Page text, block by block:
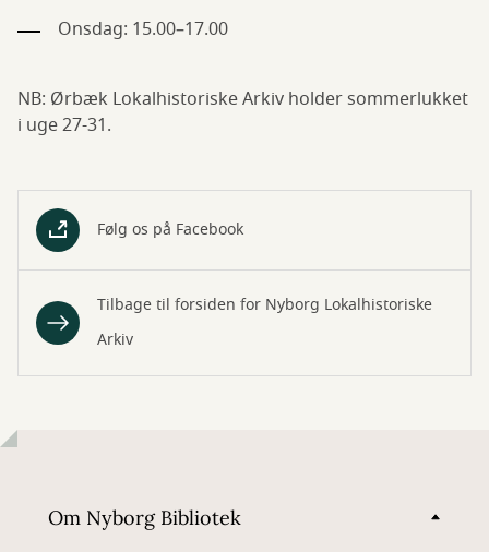
Onsdag: 15.00–17.00
NB: Ørbæk Lokalhistoriske Arkiv holder sommerlukket
i uge 27-31.
Følg os på Facebook
Tilbage til forsiden for Nyborg Lokalhistoriske
Arkiv
Om Nyborg Bibliotek